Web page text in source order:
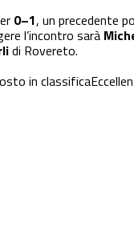
0–1, un precedente
l’incontro sarà
di Rovereto.
in classifica